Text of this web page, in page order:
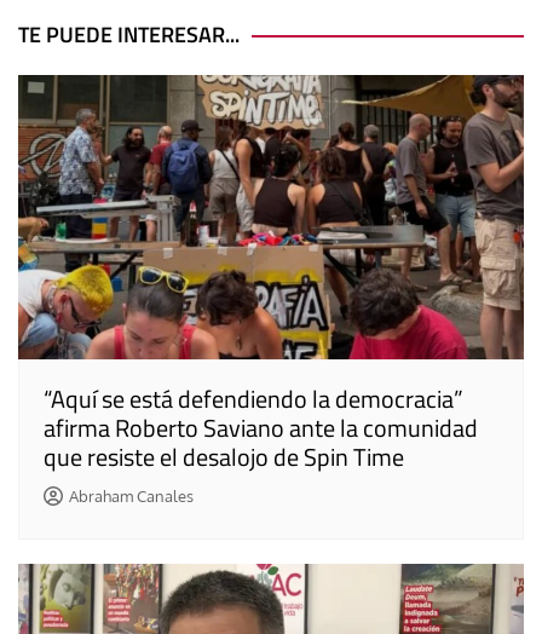
entradas
TE PUEDE INTERESAR...
“Aquí se está defendiendo la democracia”
afirma Roberto Saviano ante la comunidad
que resiste el desalojo de Spin Time
Abraham Canales